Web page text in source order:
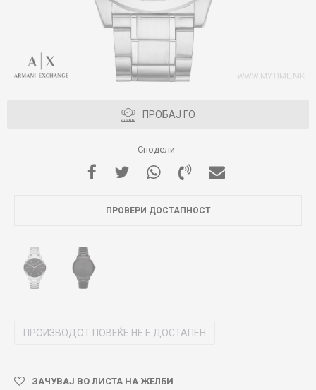
ПРОБАЈ ГО
Сподели
ПРОВЕРИ ДОСТАПНОСТ
ПРОИЗВОДОТ ПОВЕЌЕ НЕ Е ДОСТАПЕН
ЗАЧУВАЈ ВО ЛИСТА НА ЖЕЛБИ